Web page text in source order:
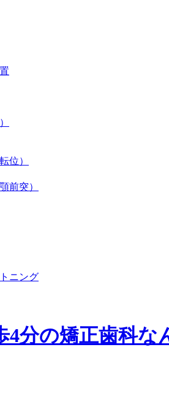
位）
前突）
ニング
4分の矯正歯科な